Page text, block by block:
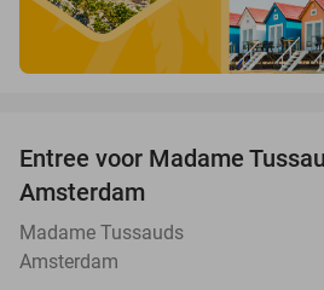
Entree voor Madame
Amsterdam
Madame Tussauds
Amsterdam